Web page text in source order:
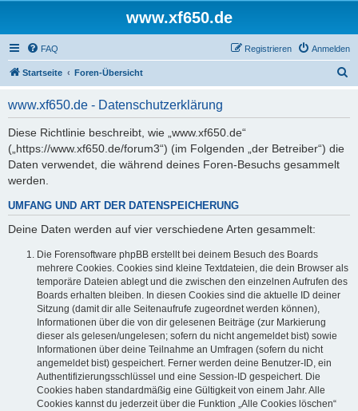
www.xf650.de
FAQ Anmelden
Registrieren
Startseite Foren-Übersicht
www.xf650.de - Datenschutzerklärung
Diese Richtlinie beschreibt, wie „www.xf650.de“
(„https://www.xf650.de/forum3“) (im Folgenden „der Betreiber“) die
Daten verwendet, die während deines Foren-Besuchs gesammelt
werden.
UMFANG UND ART DER DATENSPEICHERUNG
Deine Daten werden auf vier verschiedene Arten gesammelt:
Die Forensoftware phpBB erstellt bei deinem Besuch des Boards
mehrere Cookies. Cookies sind kleine Textdateien, die dein Browser als
temporäre Dateien ablegt und die zwischen den einzelnen Aufrufen des
Boards erhalten bleiben. In diesen Cookies sind die aktuelle ID deiner
Sitzung (damit dir alle Seitenaufrufe zugeordnet werden können),
Informationen über die von dir gelesenen Beiträge (zur Markierung
dieser als gelesen/ungelesen; sofern du nicht angemeldet bist) sowie
Informationen über deine Teilnahme an Umfragen (sofern du nicht
angemeldet bist) gespeichert. Ferner werden deine Benutzer-ID, ein
Authentifizierungsschlüssel und eine Session-ID gespeichert. Die
Cookies haben standardmäßig eine Gültigkeit von einem Jahr. Alle
Cookies kannst du jederzeit über die Funktion „Alle Cookies löschen“